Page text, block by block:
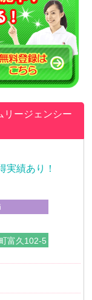
リージェンシー
績あり！
富久102-5